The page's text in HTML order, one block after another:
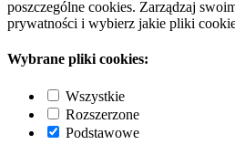
poszczególne cookies. Zarządzaj
prywatności i wybierz jakie pliki
Wybrane pliki cookies:
Wszystkie
Rozszerzone
Podstawowe